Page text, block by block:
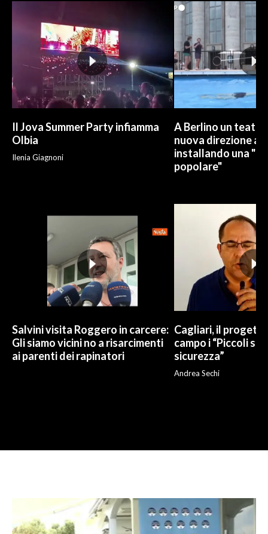
SPIAGGE
Il Jova Summer Party infiamma
Olbia
Ilenia Giagnoni
A Berlino un
nuova direzione
installando una
popolare"
Salvini visita Roggero in carcere:
Gli siamo vicini no a risarcimenti
ai parenti dei rapinatori
Cagliari, il
campo i “Piccoli
sicurezza”
Andrea Sechi